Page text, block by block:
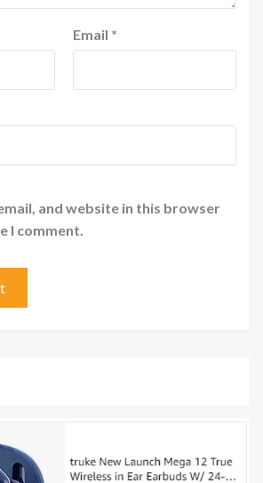
Email *
and website in this browser
I comment.